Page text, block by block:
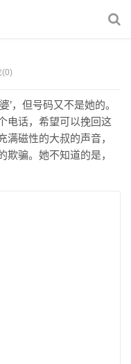
(0)
’，但号码又不是她的。
电话，希望可以挽回这
磁性的大叔的声音，
骗。她不知道的是，